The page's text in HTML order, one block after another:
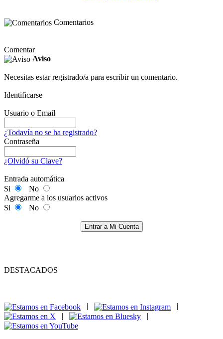
Comentarios
Comentar
Aviso
Necesitas estar registrado/a para escribir un comentario.
Identificarse
Usuario o Email
¿Todavía no se ha registrado?
Contraseña
¿Olvidó su Clave?
Entrada automática
Si
No
Agregarme a los usuarios activos
Si
No
Entrar a Mi Cuenta
DESTACADOS
|
|
|
|